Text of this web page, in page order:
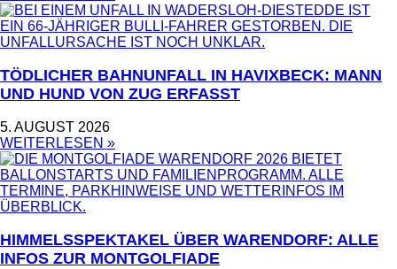
TÖDLICHER BAHNUNFALL IN HAVIXBECK: MANN
UND HUND VON ZUG ERFASST
5. AUGUST 2026
WEITERLESEN »
HIMMELSSPEKTAKEL ÜBER WARENDORF: ALLE
INFOS ZUR MONTGOLFIADE